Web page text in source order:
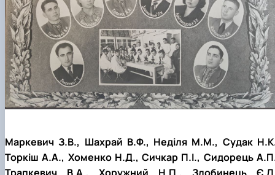
Маркевич З.В., Шахрай В.Ф., Неділя М.М., Судак
Торкіш А.А., Хоменко Н.Д., Сичкар П.І., Сидорець